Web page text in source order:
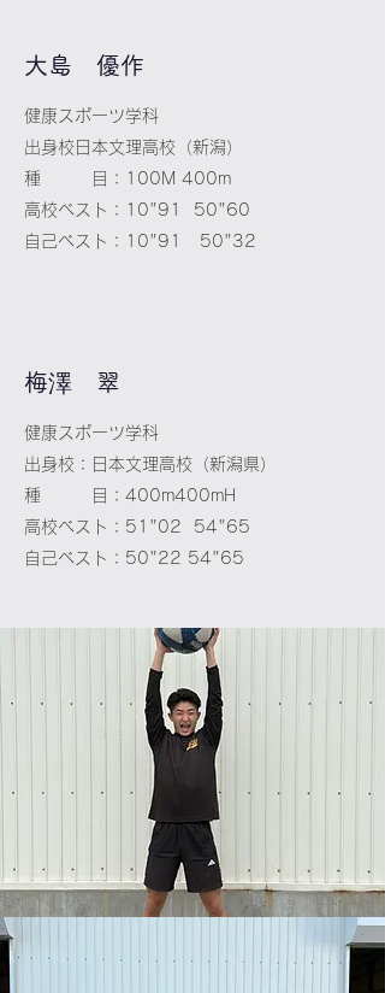
​大島 優作
健康スポーツ学科
出身校日本文理高校（新潟）
種 目：100M 400m
高校ベスト：10"91 50"60
自己ベスト：10"91 50"32
​​梅澤 翠
健康スポーツ学科
出身校：日本文理高校（新潟県）
種 目：400m400mH
高校ベスト：51"02 54"65
自己ベスト：50"22 54"65